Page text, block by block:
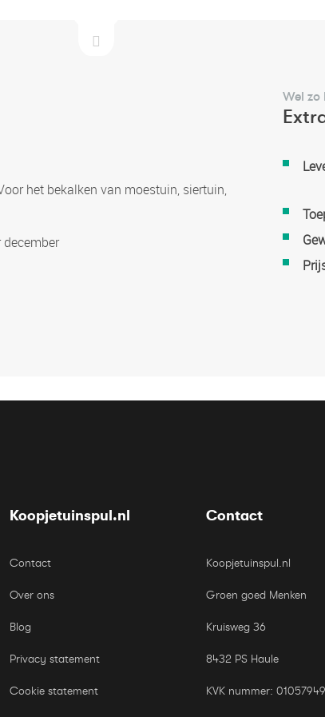
het bekalken van moestuin, siertuin,
Wel zo
Meer
Koopjetuinspul.nl
Contact
Over ons
Blog
Privacy statement
Cookie statement
Contact
Koopjetuinspul.nl
Groen goed Menken
Kruisweg 36
8432 PS Haule
KVK nummer: 01057949